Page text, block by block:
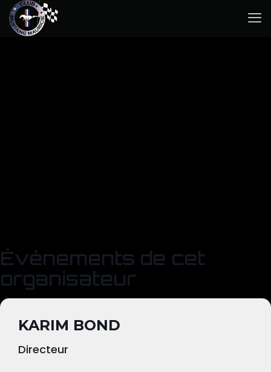
Événements de cet
organisateur
KARIM BOND
Directeur